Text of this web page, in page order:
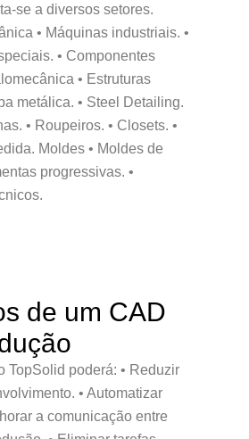
se a diversos setores.
• Máquinas industriais. •
• Componentes
• Estruturas
metálica. • Steel Detailing.
• Roupeiros. • Closets. •
Moldes • Moldes de
progressivas. •
de um CAD
TopSolid poderá: • Reduzir
• Automatizar
a comunicação entre